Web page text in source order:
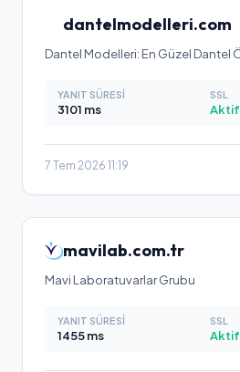
dantelmodelleri.com
YANIT SÜRESI
3101 ms
SSL
Aktif
7 Tem 2026 11:19
mavilab.com.tr
Mavi Laboratuvarlar Grubu
YANIT SÜRESI
1455ms
SSL
Aktif